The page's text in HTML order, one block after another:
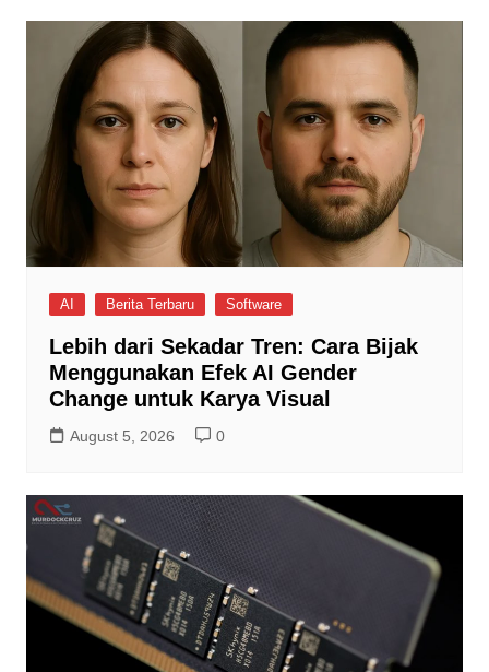
AI Berita Terbaru Software
Lebih dari Sekadar Tren: Cara Bijak
Menggunakan Efek AI Gender
Change untuk Karya Visual
August 5, 2026 0